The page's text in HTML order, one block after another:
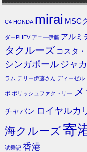
C4 HONDA mirai MSC
ダーPHEV アニー伊藤 アルミ
タクルーズ コスタ
シンガポール ジャ
ラム テリー伊藤さん ディーゼル
ボ ポリッシュファクトリー
チャバン ロイヤルカ
海クルーズ寄
試乗記 香港